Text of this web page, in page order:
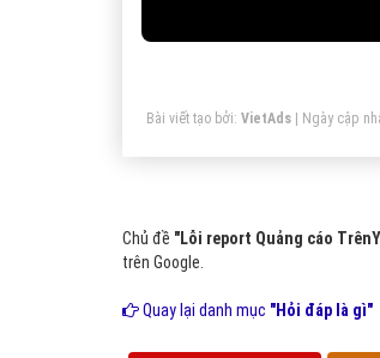
Bài viết tạo bởi: VietAds | Ngày cập
Chủ đề "Lỗi report Quảng cáo
trên Google.
Quay lại danh mục "Hỏi đáp là gì"